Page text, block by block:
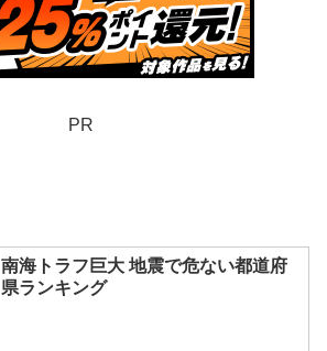
PR
南海トラフ巨大 地震で危ない都道府
県ランキング